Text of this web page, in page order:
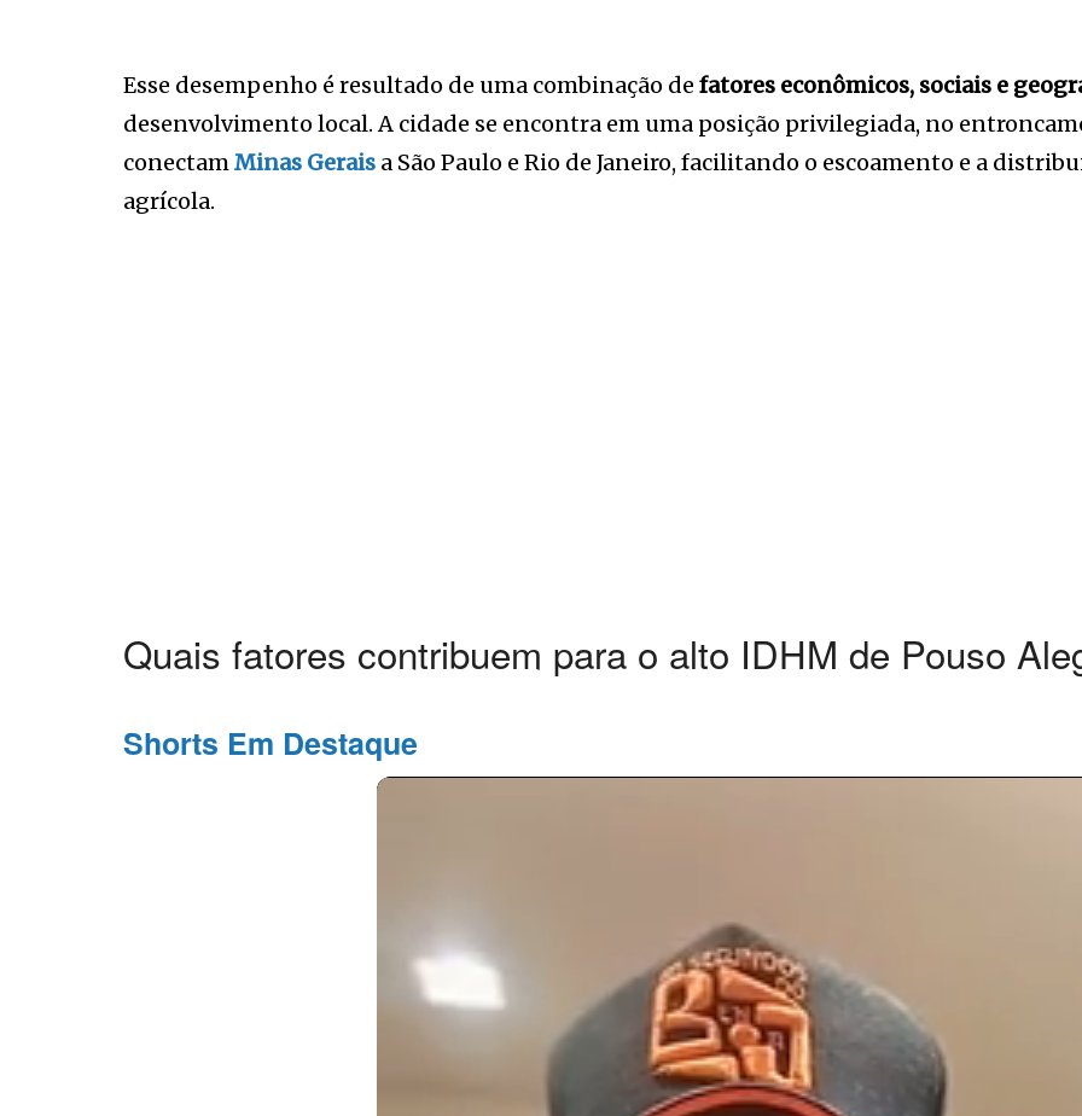
Esse desempenho é resultado de uma combinação de fatores econômicos, sociais e
desenvolvimento local. A cidade se encontra em uma posição privilegiada, no
conectam Minas Gerais a São Paulo e Rio de Janeiro, facilitando o escoamento e a
agrícola.
Quais fatores contribuem para o alto IDHM de Pouso
Shorts Em Destaque